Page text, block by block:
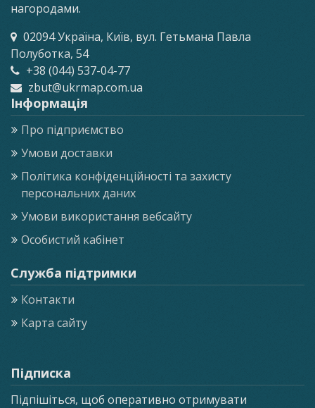
нагородами.
02094 Україна, Київ, вул. Гетьмана Павла
Полуботка, 54
+38 (044) 537-04-77
zbut@ukrmap.com.ua
Інформація
Про підприємство
Умови доставки
Політика конфіденційності та захисту
персональних даних
Умови використання вебсайту
Особистий кабінет
Служба підтримки
Контакти
Карта сайту
Підписка
Підпішіться, щоб оперативно отримувати